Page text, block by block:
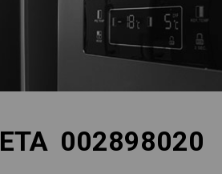
ETA 002898020